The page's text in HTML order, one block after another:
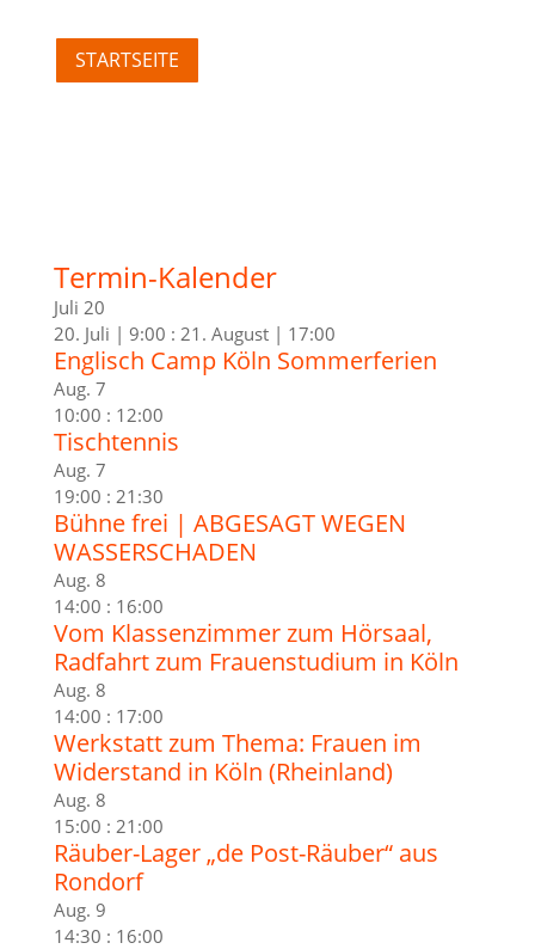
STARTSEITE
Termin-Kalender
Juli 20
20. Juli | 9:00 : 21. August | 17:00
Englisch Camp Köln Sommerferien
Aug. 7
10:00 : 12:00
Tischtennis
Aug. 7
19:00 : 21:30
Bühne frei | ABGESAGT WEGEN
WASSERSCHADEN
Aug. 8
14:00 : 16:00
Vom Klassenzimmer zum Hörsaal,
Radfahrt zum Frauenstudium in Köln
Aug. 8
14:00 : 17:00
Werkstatt zum Thema: Frauen im
Widerstand in Köln (Rheinland)
Aug. 8
15:00 : 21:00
Räuber-Lager „de Post-Räuber“ aus
Rondorf
Aug. 9
14:30 : 16:00